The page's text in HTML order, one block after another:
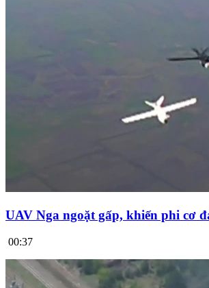
UAV Nga ngoặt gấp, khiến phi cơ
00:37